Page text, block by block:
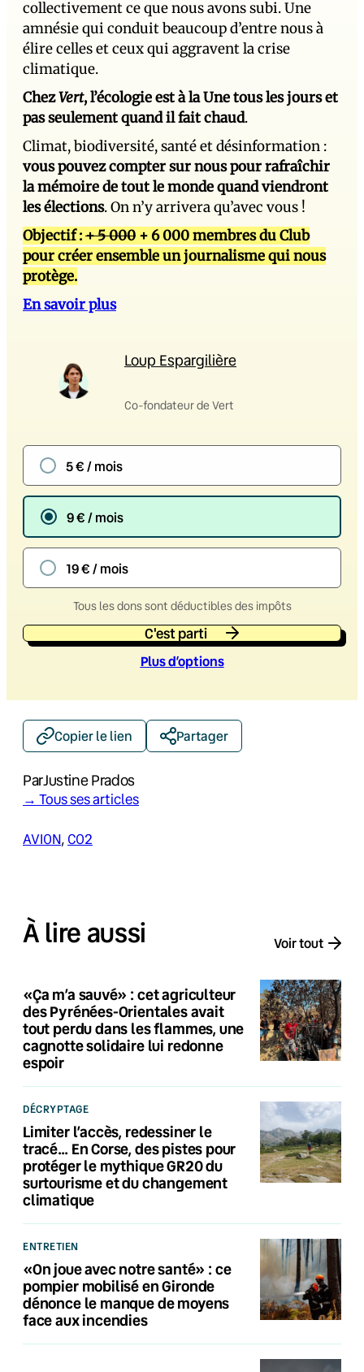
collectivement ce que nous avons subi. Une
amnésie qui conduit beaucoup d’entre nous à
élire celles et ceux qui aggravent la crise
climatique.
ChezVert, l’écologie est à la Une tous les jours et
pas seulement quand il fait chaud.
Climat, biodiversité, santé et désinformation :
vous pouvez compter sur nous pour rafraîchir
la mémoire de tout le monde quand viendront
les élections. On n’y arrivera qu’avec vous !
Objectif :+ 5 000 + 6 000 membres du Club
pour créer ensemble un journalisme qui nous
protège.
En savoir plus
Loup Espargilière
Co-fondateur de Vert
5 € / mois
9 € / mois
19 € / mois
Tous les dons sont déductibles des impôts
C'est parti
Plus d’options
Copier le lien Partager
ParJustine Prados
→ Tous ses articles
AVION, CO2
À lire aussi Voir tout
«Ça m’a sauvé» : cet agriculteur
des Pyrénées-Orientales avait
tout perdu dans les flammes, une
cagnotte solidaire lui redonne
espoir
DÉCRYPTAGE
Limiter l’accès, redessiner le
tracé… En Corse, des pistes pour
protéger le mythique GR20 du
surtourisme et du changement
climatique
ENTRETIEN
«On joue avec notre santé» : ce
pompier mobilisé en Gironde
dénonce le manque de moyens
face aux incendies